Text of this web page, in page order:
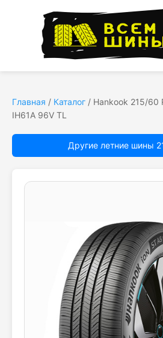
Главная / Каталог / Hankook 215/60
IH61A 96V TL
Другие летние шины